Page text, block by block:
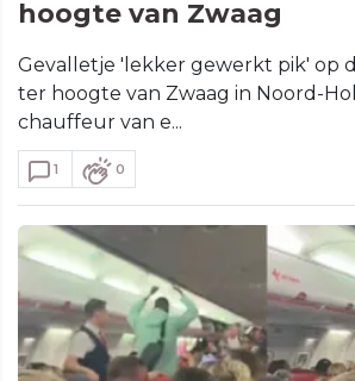
hoogte van Zwaag
Gevalletje 'lekker gewerkt pik' op
ter hoogte van Zwaag in Noord-
chauffeur van e...
1 0